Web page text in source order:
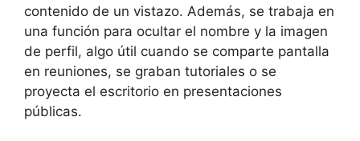
contenido de un vistazo. Además, se trabaja en
una función para ocultar el nombre y la imagen
de perfil, algo útil cuando se comparte pantalla
en reuniones, se graban tutoriales o se
proyecta el escritorio en presentaciones
públicas.